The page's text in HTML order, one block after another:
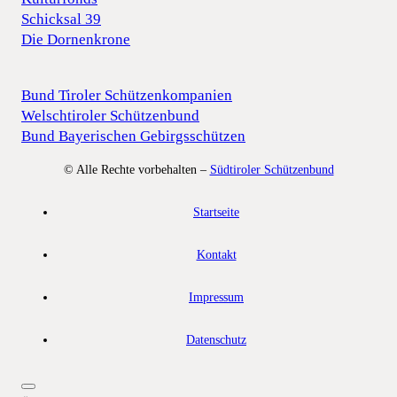
Schicksal 39
Die Dornenkrone
Bund Tiroler Schützenkompanien
Welschtiroler Schützenbund
Bund Bayerischen Gebirgsschützen
© Alle Rechte vorbehalten – Südtiroler Schützenbund
Startseite
Kontakt
Impressum
Datenschutz